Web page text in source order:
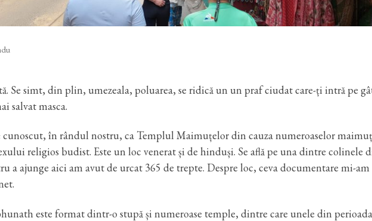
Se simt, din plin, umezeala, poluarea, se ridică un un praf ciudat care-ți intră pe
salvat masca.
cunoscut, în rândul nostru, ca Templul Maimuțelor din cauza numeroaselor
religios budist. Este un loc venerat și de hinduși. Se află pe una dintre colinele
a ajunge aici am avut de urcat 365 de trepte. Despre loc, ceva documentare mi-
este format dintr-o stupă și numeroase temple, dintre care unele din perioada